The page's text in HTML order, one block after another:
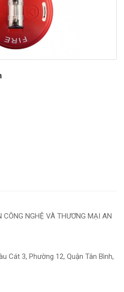
CÔNG NGHỆ VÀ THƯƠNG MẠI AN
Cát 3, Phường 12, Quận Tân Bình,